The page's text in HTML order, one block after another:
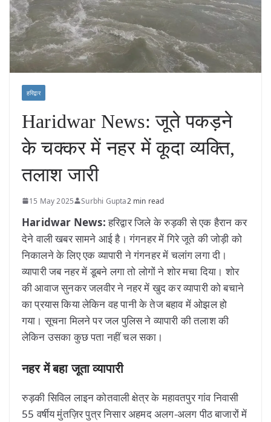
हरिद्वार
Haridwar News: जूते पकड़ने
के चक्कर में नहर में कूदा व्यक्ति,
तलाश जारी
15 May 2025 Surbhi Gupta2 min read
Haridwar News:हरिद्वार जिले के रुड़की से एक हैरान कर
देने वाली खबर सामने आई है। गंगनहर में गिरे जूते की जोड़ी को
निकालने के लिए एक व्यापारी ने गंगनहर में चलांग लगा दी।
व्यापारी जब नहर में डूबने लगा तो लोगों ने शोर मचा दिया। शोर
की आवाज सुनकर जलवीर ने नहर में खुद कर व्यापारी को बचाने
का प्रयास किया लेकिन वह पानी के तेज बहाव में ओझल हो
गया। सूचना मिलने पर जल पुलिस ने व्यापारी की तलाश की
लेकिन उसका कुछ पता नहीं चल सका।
नहर में बहा जूता व्यापारी
रुड़की सिविल लाइन कोतवाली क्षेत्र के महावतपुर गांव निवासी
55 वर्षीय मुंतज़िर पुत्र निसार अहमद अलग-अलग पीठ बाजारों में